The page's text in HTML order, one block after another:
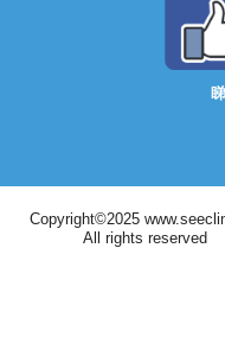
Copyright©2025
All rights reserved